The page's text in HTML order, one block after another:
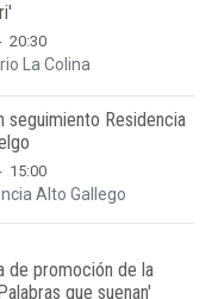
20:30
La Colina
seguimiento Residencia
15:00
Alto Gallego
de promoción de la
que suenan'